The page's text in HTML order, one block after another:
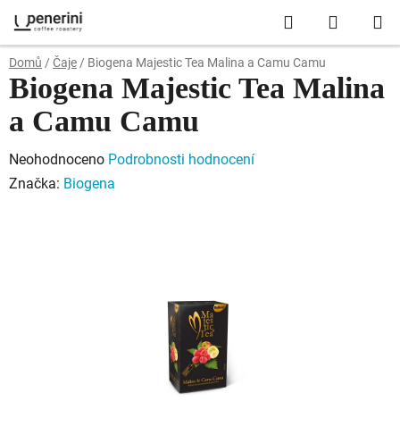
na
obsah
Hledat
KOŠÍK
Domů / Čaje / Biogena Majestic Tea Malina a Camu Camu
Biogena Majestic Tea Malina
a Camu Camu
Průměrné
hodnocení
Neohodnoceno Podrobnosti hodnocení
Značka: Biogena